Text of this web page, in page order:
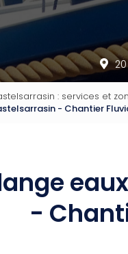
: services et
- Chantier
-